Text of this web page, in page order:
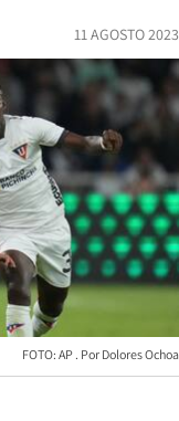
11 AGOSTO 2023
FOTO: AP Dolores Ochoa